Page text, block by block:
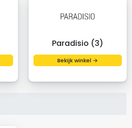
Paradisio (3)
Bekijk winkel →